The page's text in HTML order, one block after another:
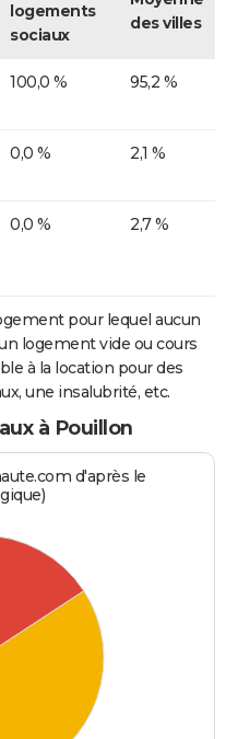
logements
sociaux
des villes
100,0 % 95,2 %
0,0 % 2,1 %
0,0 % 2,7 %
pour lequel aucun
logement vide ou cours
à la location pour des
une insalubrité, etc.
à Pouillon
d'après le